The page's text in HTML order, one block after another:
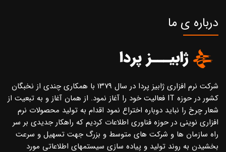
درباره ی ما
شرکت نرم افزاری ژابیز پردا در سال ۱۳۷۹ با همکاری چندی از نخبگان
کشور در حوزه IT فعالیت خود را آغاز نمود. از همان آغاز و به تبعیت از
شعار چرخ را نباید دوباره اختراع نمود اقدام به تولید محصولات نرم
افزاری نوینی در حوزه فناوری اطلاعات کردیم که راهکار جدیدی بر سر
راه سازمان ها و شرکت های متوسط و بزرگ جهت تسهیل و سرعت
بخشیدن به روند تولید و پیاده سازی سیستمهای اطلاعاتی مورد